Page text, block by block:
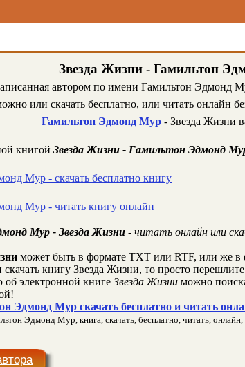
Звезда Жизни - Гамильтон
автором по имени Гамильтон Эдмонд
или скачать бесплатно, или читать онлайн
Гамильтон Эдмонд Мур- Звезда Жизни
книгой Звезда Жизни - Гамильтон Эдмонд
Мур - скачать бесплатно книгу
Мур - читать книгу онлайн
Мур - Звезда Жизни - читать онлайн или
может быть в формате TXT или RTF, или же в
книгу Звезда Жизни, то просто
электронной книге Звезда Жизни можно
Эдмонд Мур скачать бесплатно и читать
Эдмонд Мур, книга, скачать, бесплатно, читать, онлайн,